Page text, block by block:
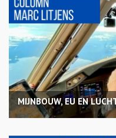
MIJNBOUW, EU EN